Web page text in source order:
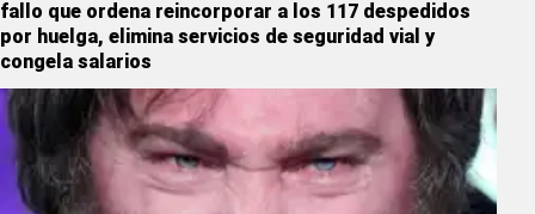
fallo que ordena reincorporar a los 117 despedidos
por huelga, elimina servicios de seguridad vial y
congela salarios